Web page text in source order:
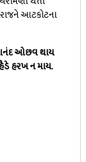
આટકોટના
ઓછવ થાય
હરખ ન માય.